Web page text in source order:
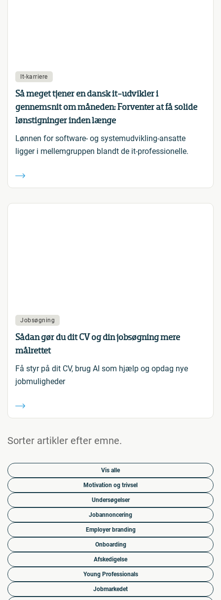
It-karriere
Så meget tjener en dansk it-udvikler i
gennemsnit om måneden: Forventer at få solide
lønstigninger inden længe
Lønnen for software- og systemudvikling-ansatte
ligger i mellemgruppen blandt de it-professionelle.
Jobsøgning
Sådan gør du dit CV og din jobsøgning mere
målrettet
Få styr på dit CV, brug AI som hjælp og opdag nye
jobmuligheder
Sorter artikler efter emne.
Vis alle
Motivation og trivsel
Undersøgelser
Jobannoncering
Employer branding
Onboarding
Afskedigelse
Young Professionals
Jobmarkedet